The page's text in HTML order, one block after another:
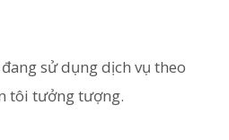
sử dụng dịch vụ theo
tôi tưởng tượng.